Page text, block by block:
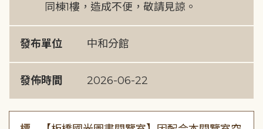
同棟1樓，造成不便，敬請見諒。
發布單位 中和分館
發佈時間 2026-06-22